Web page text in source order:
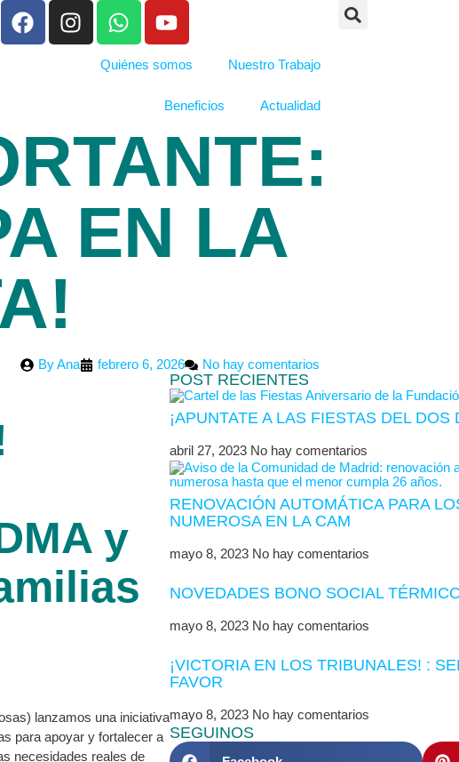
Quiénes somos Nuestro Trabajo
Beneficios Actualidad
EN LA
ByAna febrero 6, 2026 No hay comentarios
y
lanzamos una iniciativa
para apoyar y fortalecer a
necesidades reales de
POST RECIENTES
¡APUNTATE A LAS FIESTAS DEL
abril 27, 2023 No hay comentarios
RENOVACIÓN AUTOMÁTICA PARA
NUMEROSA EN LA CAM
mayo 8, 2023 No hay comentarios
NOVEDADES BONO SOCIAL
mayo 8, 2023 No hay comentarios
¡VICTORIA EN LOS TRIBUNALES! :
FAVOR
mayo 8, 2023 No hay comentarios
SEGUINOS